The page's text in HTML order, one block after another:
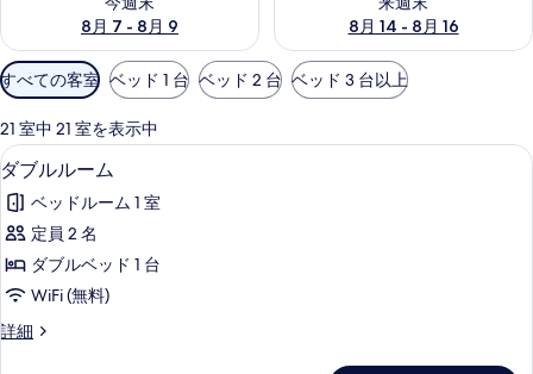
8月 7 - 8月 9
8月 14 - 8月 16
利
用
可
能
な
客
室
の
り
込
すべての客室 ベッド 1 台 ベッド 2 台 ベッド 3 台以上
21 室中 21 室を表示中
ダ
ブ
ル
ル
ー
の
ダブルルーム | セーフティボックス
9
ダブルルーム
ベッドルーム 1 室
定員 2 名
ダブルベッド 1 台
WiFi (無料)
詳細
ダ